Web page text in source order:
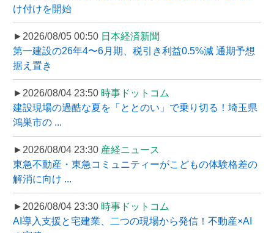
け付けを開始
►2026/08/05 00:50 日本経済新聞
第一建設の26年4〜6月期、税引き利益0.5%減 通期予想
据え置き
►2026/08/04 23:50 時事ドットコム
建設現場の過酷な夏を「ととのい」で乗り切る！埼玉県
鴻巣市の ...
►2026/08/04 23:30 産経ニュース
東急不動産・東急コミュニティーがこどもの体験格差の
解消に向け ...
►2026/08/04 23:30 時事ドットコム
AI導入支援と宅建業、二つの現場から発信！不動産×AI